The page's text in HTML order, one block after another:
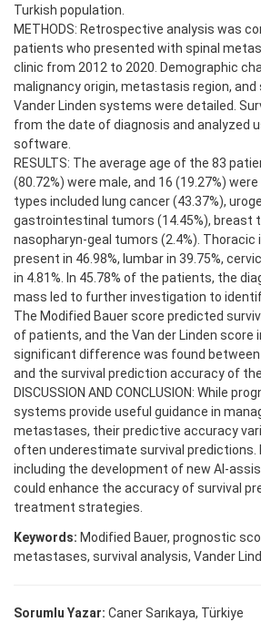
Turkish population.
METHODS: Retrospective analysis was
patients who presented with spinal
clinic from 2012 to 2020. Demographic
malignancy origin, metastasis region, and
Vander Linden systems were detailed.
from the date of diagnosis and analyzed
software.
RESULTS: The average age of the 83
(80.72%) were male, and 16 (19.27%)
types included lung cancer (43.37%),
gastrointestinal tumors (14.45%), breast
nasopharyn-geal tumors (2.4%). Thoracic
present in 46.98%, lumbar in 39.75%,
in 4.81%. In 45.78% of the patients, the
mass led to further investigation to
The Modified Bauer score predicted
of patients, and the Van der Linden score
significant difference was found
and the survival prediction accuracy of
DISCUSSION AND CONCLUSION: While
systems provide useful guidance in
metastases, their predictive accuracy
often underestimate survival predictions.
including the development of new AI-
could enhance the accuracy of survival
treatment strategies.
Keywords: Modified Bauer, prognostic
metastases, survival analysis, Vander
Sorumlu Yazar: Caner Sarıkaya, Türkiye